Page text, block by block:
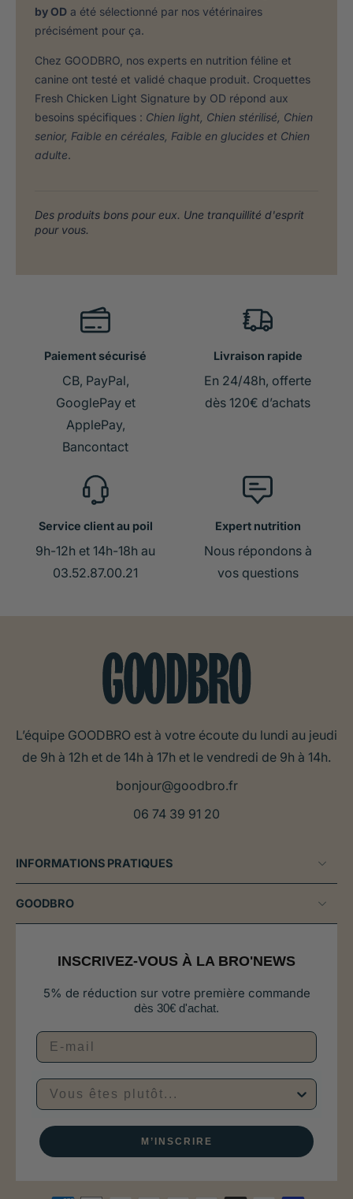
by OD a été sélectionné par nos vétérinaires
précisément pour ça.
Chez GOODBRO, nos experts en nutrition féline et
canine ont testé et validé chaque produit. Croquettes
Fresh Chicken Light Signature by OD répond aux
besoins spécifiques : Chien light, Chien stérilisé, Chien
senior, Faible en céréales, Faible en glucides et Chien
adulte.
Des produits bons pour eux. Une tranquillité d'esprit
pour vous.
Paiement sécurisé
CB, PayPal,
GooglePay et
ApplePay,
Bancontact
Livraison rapide
En 24/48h, offerte
dès 120€ d’achats
Service client au poil
9h-12h et 14h-18h au
03.52.87.00.21
Expert nutrition
Nous répondons à
vos questions
L’équipe GOODBRO est à votre écoute du lundi au jeudi
de 9h à 12h et de 14h à 17h et le vendredi de 9h à 14h.
bonjour@goodbro.fr
06 74 39 91 20
INFORMATIONS PRATIQUES
GOODBRO
INSCRIVEZ-VOUS À LA BRO'NEWS
5% de réduction sur votre première commande
dès 30€ d'achat.
Vous êtes plutôt...
M’INSCRIRE